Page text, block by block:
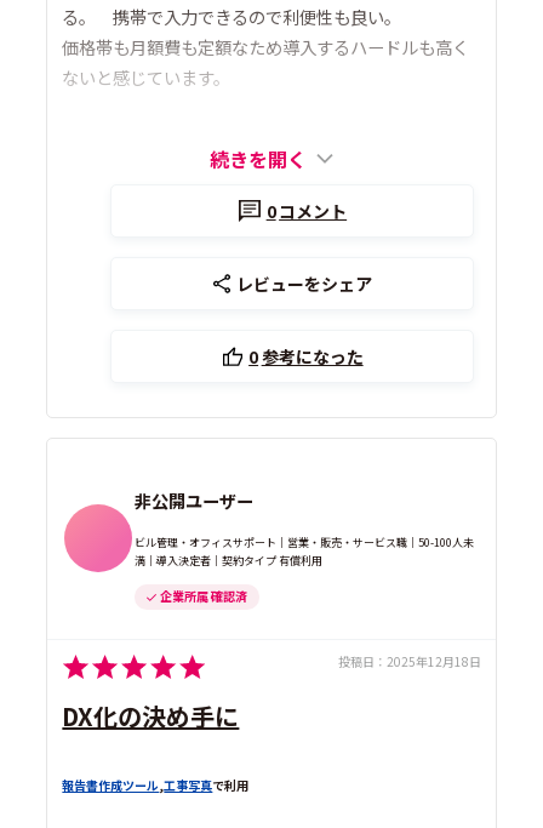
る。 携帯で入力できるので利便性も良い。
価格帯も月額費も定額なため導入するハードルも高く
ないと感じています。
続きを開く
0コメント
レビューをシェア
0参考になった
非公開ユーザー
ビル管理・オフィスサポート｜営業・販売・サービス職｜50-100人未
満｜導入決定者｜契約タイプ 有償利用
企業所属 確認済
投稿日： 2025年12月18日
DX化の決め手に
報告書作成ツール ,工事写真で利用